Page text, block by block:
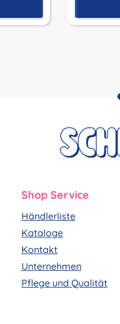
Shop Service
Händlerliste
Kataloge
Kontakt
Unternehmen
Pflege und Qualität